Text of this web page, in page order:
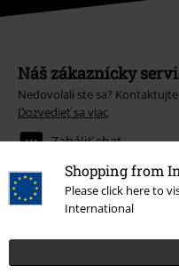
Shopping from
Please click here to
International
Náš zákaznícky
Nedovolali ste sa?
Dozvedieť sa viac
Zahájiť chat
Pomoc / FAQ